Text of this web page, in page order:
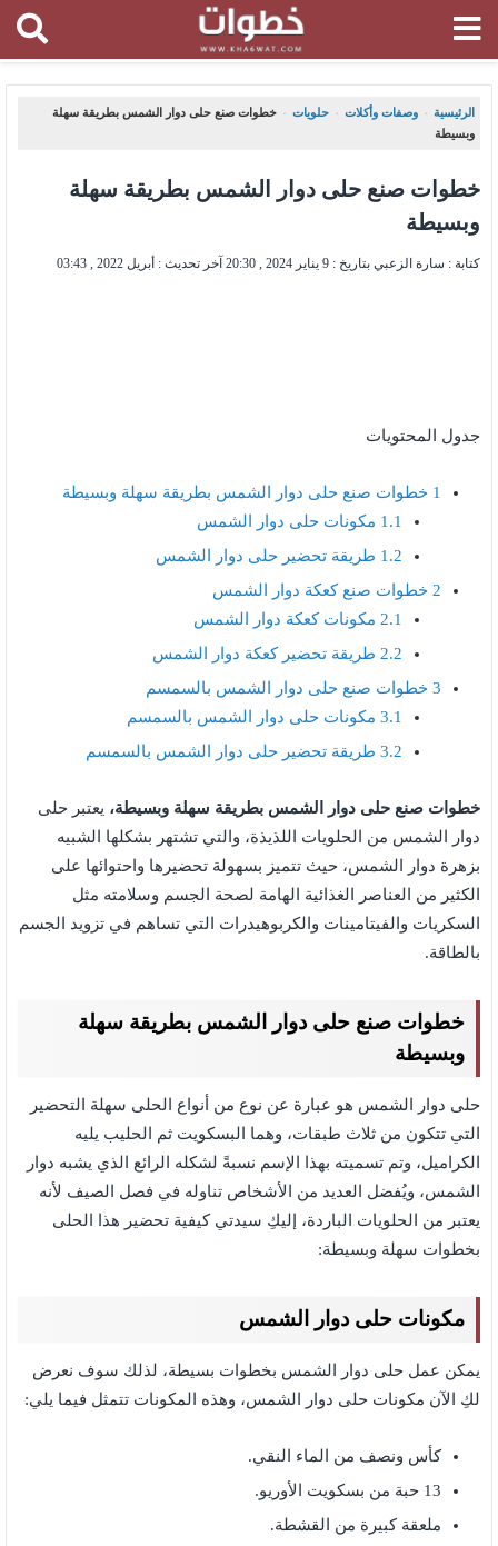
الرئيسية ، وصفات وأكلات ، حلويات ،
خطوات صنع حلى دوار الشمس بطريقة سهلة
وبسيطة
خطوات صنع حلى دوار الشمس بطريقة سهلة
وبسيطة
كتابة : سارة الزعبي بتاريخ : 9 يناير 2024 , 20:30 آخر تحديث : أبريل 2022 , 03:43
جدول المحتويات
1 خطوات صنع حلى دوار الشمس بطريقة سهلة وبسيطة
1.1 مكونات حلى دوار الشمس
1.2 طريقة تحضير حلى دوار الشمس
2 خطوات صنع كعكة دوار الشمس
2.1 مكونات كعكة دوار الشمس
2.2 طريقة تحضير كعكة دوار الشمس
3 خطوات صنع حلى دوار الشمس بالسمسم
3.1 مكونات حلى دوار الشمس بالسمسم
3.2 طريقة تحضير حلى دوار الشمس بالسمسم
خطوات صنع حلى دوار الشمس بطريقة سهلة وبسيطة، يعتبر حلى
دوار الشمس من الحلويات اللذيذة، والتي تشتهر بشكلها الشبيه
بزهرة دوار الشمس، حيث تتميز بسهولة تحضيرها واحتوائها على
الكثير من العناصر الغذائية الهامة لصحة الجسم وسلامته مثل
السكريات والفيتامينات والكربوهيدرات التي تساهم في تزويد الجسم
بالطاقة.
خطوات صنع حلى دوار الشمس بطريقة سهلة
وبسيطة
حلى دوار الشمس هو عبارة عن نوع من أنواع الحلى سهلة التحضير
التي تتكون من ثلاث طبقات، وهما البسكويت ثم الحليب يليه
الكراميل، وتم تسميته بهذا الإسم نسبةً لشكله الرائع الذي يشبه دوار
الشمس، ويُفضل العديد من الأشخاص تناوله في فصل الصيف لأنه
يعتبر من الحلويات الباردة، إليكِ سيدتي كيفية تحضير هذا الحلى
بخطوات سهلة وبسيطة:
مكونات حلى دوار الشمس
يمكن عمل حلى دوار الشمس بخطوات بسيطة، لذلك سوف نعرض
لكِ الآن مكونات حلى دوار الشمس، وهذه المكونات تتمثل فيما يلي:
كأس ونصف من الماء النقي.
13 حبة من بسكويت الأوريو.
ملعقة كبيرة من القشطة.